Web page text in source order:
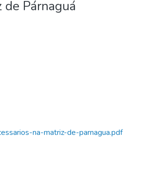
de Párnaguá
na-matriz-de-parnagua.pdf